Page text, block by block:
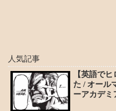
人気記事
【英語で
た / オール
ーアカデミ